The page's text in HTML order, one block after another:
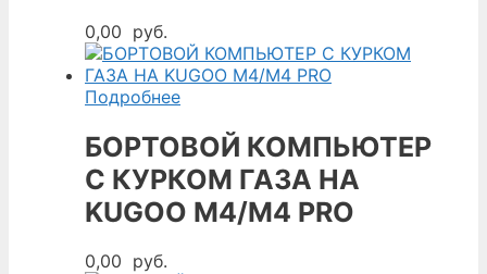
0,00 руб.
Подробнее
БОРТОВОЙ КОМПЬЮТЕР
С КУРКОМ ГАЗА НА
KUGOO M4/M4 PRO
0,00 руб.